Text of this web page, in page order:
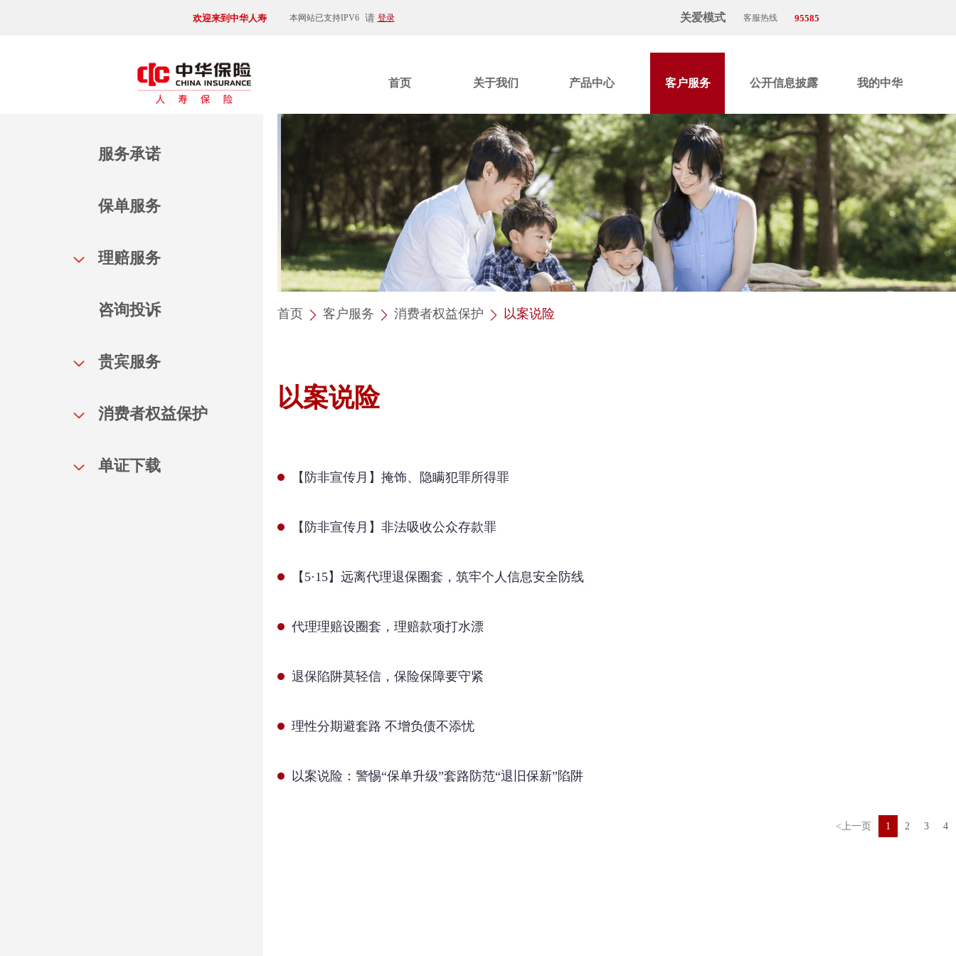
欢迎来到中华人寿 本网站已支持IPV6 请 登录 关爱模式 客服热线 95585
首页 关于我们 产品中心 客户服务 公开信息披露 我的中华
服务承诺
保单服务
理赔服务
咨询投诉
贵宾服务
消费者权益保护
单证下载
首页 客户服务 消费者权益保护 以案说险
以案说险
【防非宣传月】掩饰、隐瞒犯罪所得罪
【防非宣传月】非法吸收公众存款罪
【5·15】远离代理退保圈套，筑牢个人信息安全防线
代理理赔设圈套，理赔款项打水漂
退保陷阱莫轻信，保险保障要守紧
理性分期避套路 不增负债不添忧
以案说险：警惕“保单升级”套路防范“退旧保新”陷阱
<上一页 1 2 3 4